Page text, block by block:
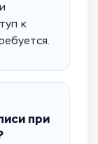
к
при